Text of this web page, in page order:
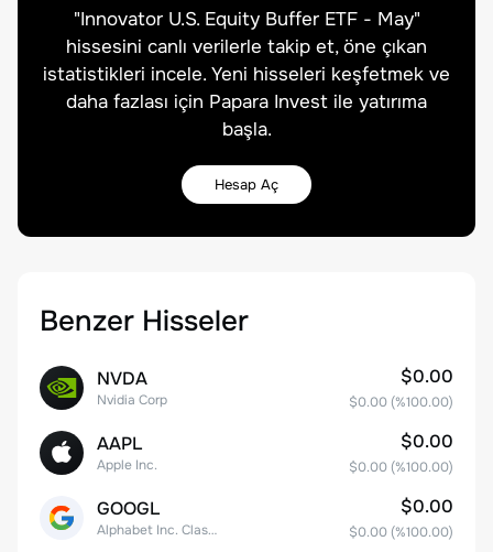
"Innovator U.S. Equity Buffer ETF - May"
hissesini canlı verilerle takip et, öne çıkan
istatistikleri incele. Yeni hisseleri keşfetmek ve
daha fazlası için Papara Invest ile yatırıma
başla.
Hesap Aç
Benzer Hisseler
NVDA
Nvidia Corp
$0.00
$0.00 (%100.00)
AAPL
Apple Inc.
$0.00
$0.00 (%100.00)
GOOGL
Alphabet Inc. Class A Common Stock
$0.00
$0.00 (%100.00)